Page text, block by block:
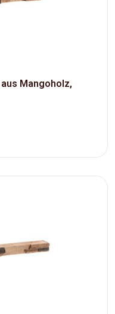
Mangoholz,